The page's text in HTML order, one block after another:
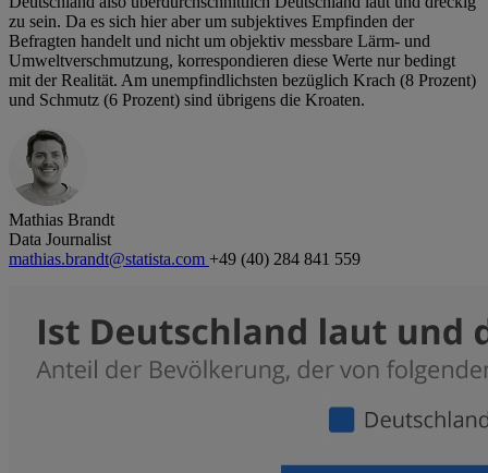
zu sein. Da es sich hier aber um subjektives Empfinden der
Befragten handelt und nicht um objektiv messbare Lärm- und
Umweltverschmutzung, korrespondieren diese Werte nur bedingt
mit der Realität. Am unempfindlichsten bezüglich Krach (8 Prozent)
und Schmutz (6 Prozent) sind übrigens die Kroaten.
Mathias Brandt
Data Journalist
mathias.brandt@statista.com +49 (40) 284 841 559